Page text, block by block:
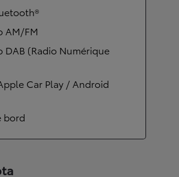
AM/FM
DAB (Radio Numérique
Car Play / Android
bord